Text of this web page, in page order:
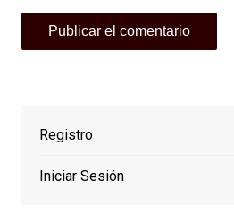
Registro
Iniciar Sesión